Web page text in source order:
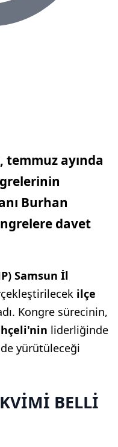
temmuz ayında
Burhan
davet
Samsun İl
ilçe
Kongre sürecinin,
liderliğinde
yürütüleceği
BELLİ